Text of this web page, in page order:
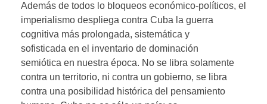
Además de todos lo bloqueos económico-políticos, el
imperialismo despliega contra Cuba la guerra
cognitiva más prolongada, sistemática y
sofisticada en el inventario de dominación
semiótica en nuestra época. No se libra solamente
contra un territorio, ni contra un gobierno, se libra
contra una posibilidad histórica del pensamiento